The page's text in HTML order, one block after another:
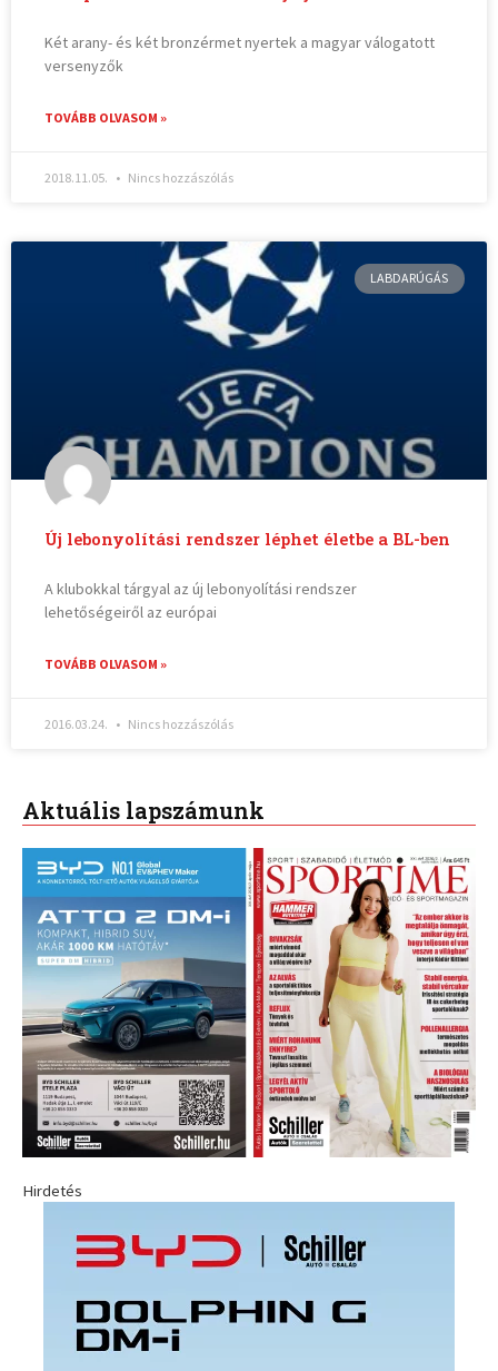
Két arany- és két bronzérmet nyertek a magyar válogatott
versenyzők
TOVÁBB OLVASOM »
2018.11.05. Nincs hozzászólás
LABDARÚGÁS
Új lebonyolítási rendszer léphet életbe a BL-ben
A klubokkal tárgyal az új lebonyolítási rendszer
lehetőségeiről az európai
TOVÁBB OLVASOM »
2016.03.24. Nincs hozzászólás
Aktuális lapszámunk
Hirdetés